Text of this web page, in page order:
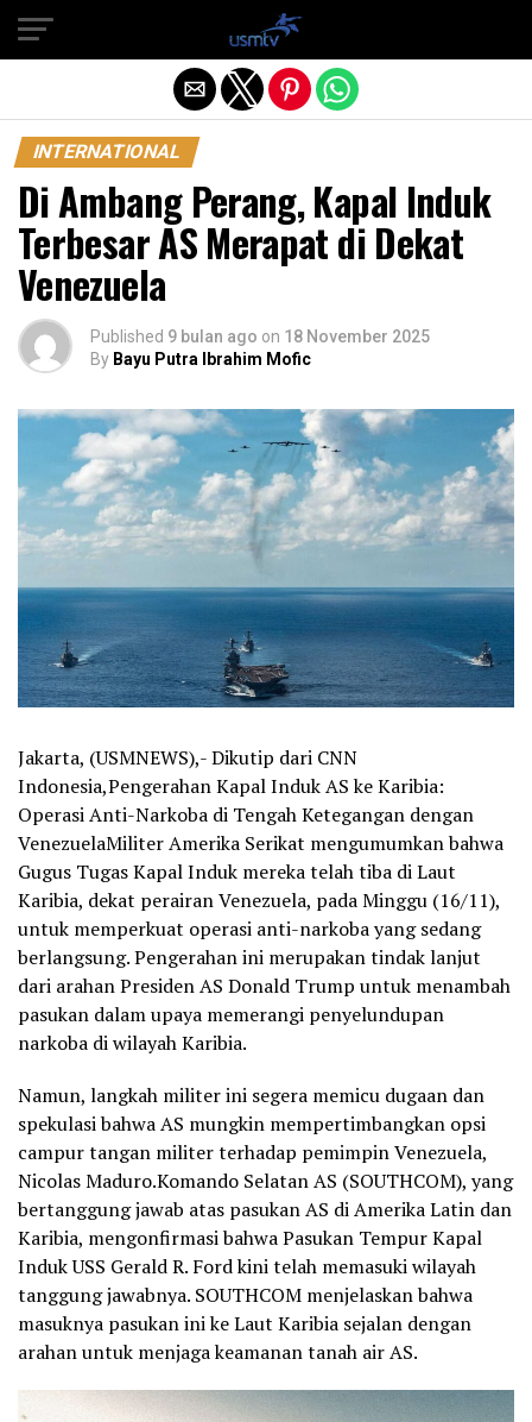
INTERNATIONAL
Di Ambang Perang, Kapal Induk
Terbesar AS Merapat di Dekat
Venezuela
Published 9 bulan ago on 18 November 2025
By Bayu Putra Ibrahim Mofic
Jakarta, (USMNEWS),- Dikutip dari CNN
Indonesia,Pengerahan Kapal Induk AS ke Karibia:
Operasi Anti-Narkoba di Tengah Ketegangan dengan
VenezuelaMiliter Amerika Serikat mengumumkan bahwa
Gugus Tugas Kapal Induk mereka telah tiba di Laut
Karibia, dekat perairan Venezuela, pada Minggu (16/11),
untuk memperkuat operasi anti-narkoba yang sedang
berlangsung. Pengerahan ini merupakan tindak lanjut
dari arahan Presiden AS Donald Trump untuk menambah
pasukan dalam upaya memerangi penyelundupan
narkoba di wilayah Karibia.
Namun, langkah militer ini segera memicu dugaan dan
spekulasi bahwa AS mungkin mempertimbangkan opsi
campur tangan militer terhadap pemimpin Venezuela,
Nicolas Maduro.Komando Selatan AS (SOUTHCOM), yang
bertanggung jawab atas pasukan AS di Amerika Latin dan
Karibia, mengonfirmasi bahwa Pasukan Tempur Kapal
Induk USS Gerald R. Ford kini telah memasuki wilayah
tanggung jawabnya. SOUTHCOM menjelaskan bahwa
masuknya pasukan ini ke Laut Karibia sejalan dengan
arahan untuk menjaga keamanan tanah air AS.
Exit mobile version